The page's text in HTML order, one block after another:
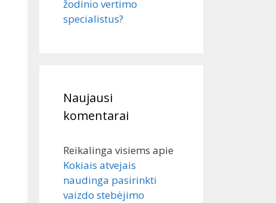
žodinio vertimo
specialistus?
Naujausi
komentarai
Reikalinga visiems apie
Kokiais atvejais
naudinga pasirinkti
vaizdo stebėjimo